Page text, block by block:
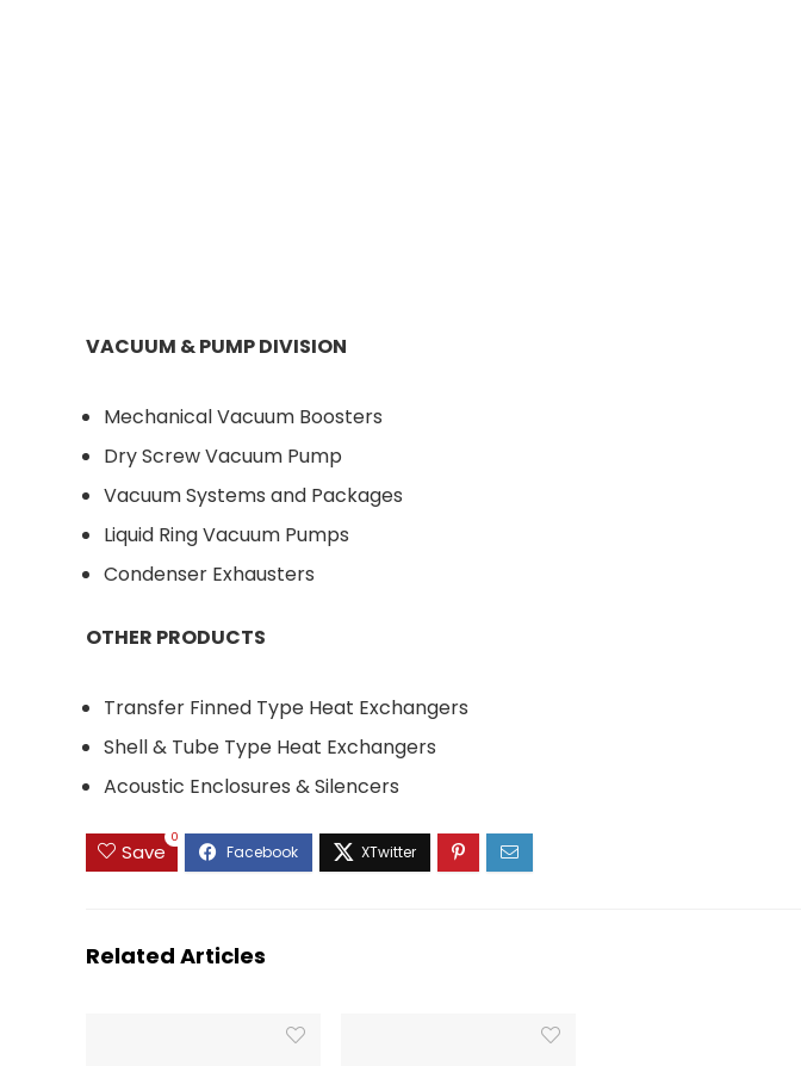
VACUUM & PUMP DIVISION
Mechanical Vacuum Boosters
Dry Screw Vacuum Pump
Vacuum Systems and Packages
Liquid Ring Vacuum Pumps
Condenser Exhausters
OTHER PRODUCTS
Transfer Finned Type Heat Exchangers
Shell & Tube Type Heat Exchangers
Acoustic Enclosures & Silencers
Save
0
Related Articles